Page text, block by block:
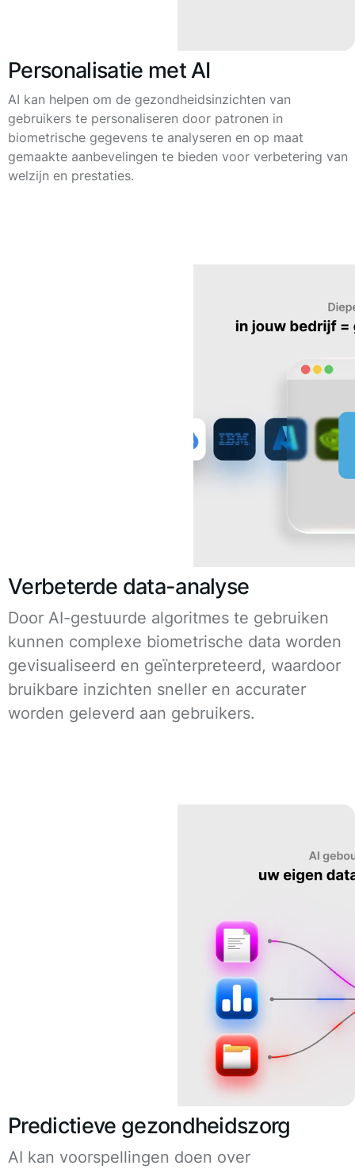
Personalisatie met AI
AI kan helpen om de gezondheidsinzichten van
gebruikers te personaliseren door patronen in
biometrische gegevens te analyseren en op maat
gemaakte aanbevelingen te bieden voor verbetering van
welzijn en prestaties.
Verbeterde data-analyse
Door AI-gestuurde algoritmes te gebruiken
kunnen complexe biometrische data worden
gevisualiseerd en geïnterpreteerd, waardoor
bruikbare inzichten sneller en accurater
worden geleverd aan gebruikers.
Predictieve gezondheidszorg
AI kan voorspellingen doen over